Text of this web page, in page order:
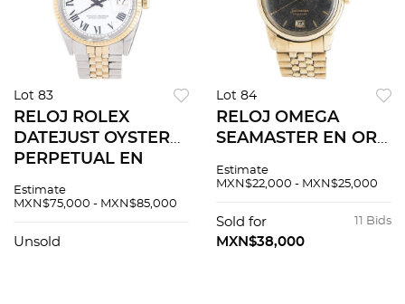
Lot 83
RELOJ ROLEX
DATEJUST OYSTER
PERPETUAL EN
AMARILLO DE 18K Y
1966-1967
Estimate
MXN$75,000 - MXN$85,000
Unsold
Lot 84
RELOJ OMEGA
SEAMASTER EN ORO
10K, ACERO Y
automÃƒÂ¡tico.
Estimate
MXN$22,000 - MXN$25,000
11 Bids
Sold for
MXN$38,000